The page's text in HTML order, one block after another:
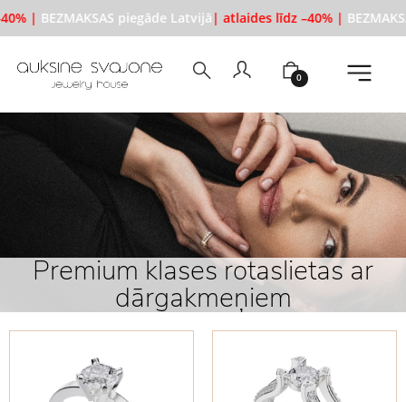
|BEZMAKSAS piegāde Latvijā| atlaides līdz –40% |
0
Premium klases rotaslietas ar
dārgakmeņiem